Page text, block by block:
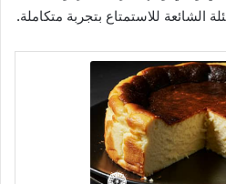
الشائعة للاستمتاع بتجربة متكاملة.